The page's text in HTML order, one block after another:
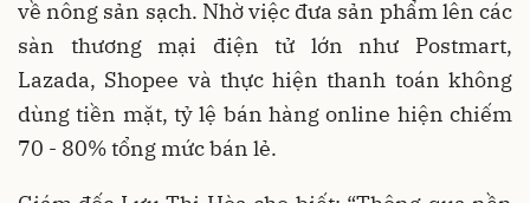
về nông sản sạch. Nhờ việc đưa sản phẩm lên các
sàn thương mại điện tử lớn như Postmart,
Lazada, Shopee và thực hiện thanh toán không
dùng tiền mặt, tỷ lệ bán hàng online hiện chiếm
70 - 80% tổng mức bán lẻ.